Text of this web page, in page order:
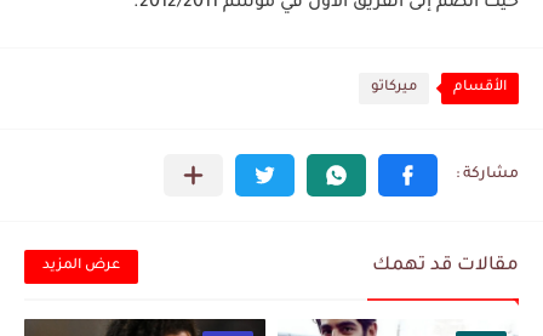
الأقسام ميركاتو
مقالات قد تهمك عرض المزيد